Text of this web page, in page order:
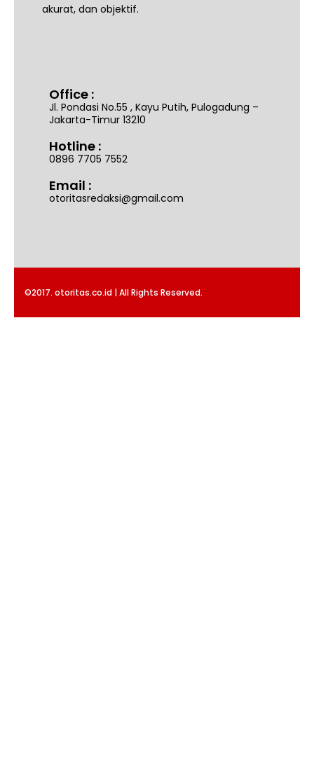
akurat, dan objektif.
Office :
Jl. Pondasi No.55 , Kayu Putih, Pulogadung –
Jakarta-Timur 13210
Hotline :
0896 7705 7552
Email :
otoritasredaksi@gmail.com
©2017. otoritas.co.id | All Rights Reserved.